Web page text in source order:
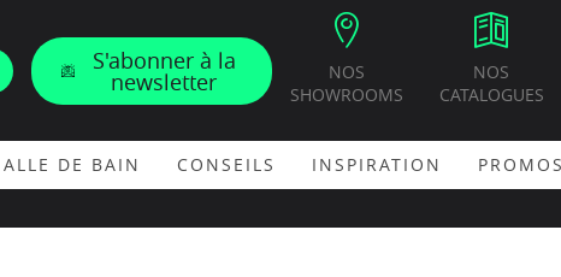
S'abonner à la
newsletter
NOS
SHOWROOMS
NOS
CATALOGUES
DE BAIN CONSEILS INSPIRATION